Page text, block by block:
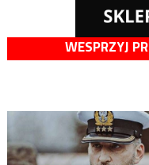
WESPRZYJ